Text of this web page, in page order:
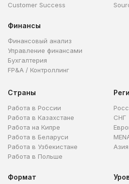
Customer Success
Финансы
Финансовый анализ
Управление финансами
Бухгалтерия
FP&A / Контроллинг
Страны
Работа в России
Работа в Казахстане
Работа на Кипре
Работа в Беларуси
Работа в Узбекистане
Работа в Польше
СНГ
Азия
Формат